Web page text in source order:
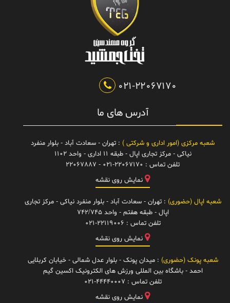
021-22067170
آدرس های ما
شعبه مرکزی (امور اداری و شرکتی ) : تهران - سعادت آباد - بلوار منفرد
نیاکی - مرکز تجاری اپال - طبقه 11 اداری - واحد 1102
تلفن تماس : 021-22067170 - 22067887
نمایش روی نقشه
شعبه اپال (حضوری) : تهران - سعادت آباد - بلوار منفرد نیاکی - مرکز تجاری
اپال - طبقه هفتم - واحد 742/745
تلفن تماس : 021-22119006
نمایش روی نقشه
شعبه پونک (حضوری) : میدان پونک - بلوار عدل شمالی - خیابان کربلایی
احمد - باشگاه بین المللی ورزش های الکترونیک اکسین گیم
تلفن تماس : 021-44440007
نمایش روی نقشه